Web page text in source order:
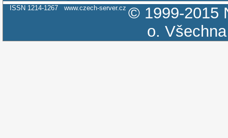
ISSN 1214-1267 www.czech-server.cz © 1999-2015
o.